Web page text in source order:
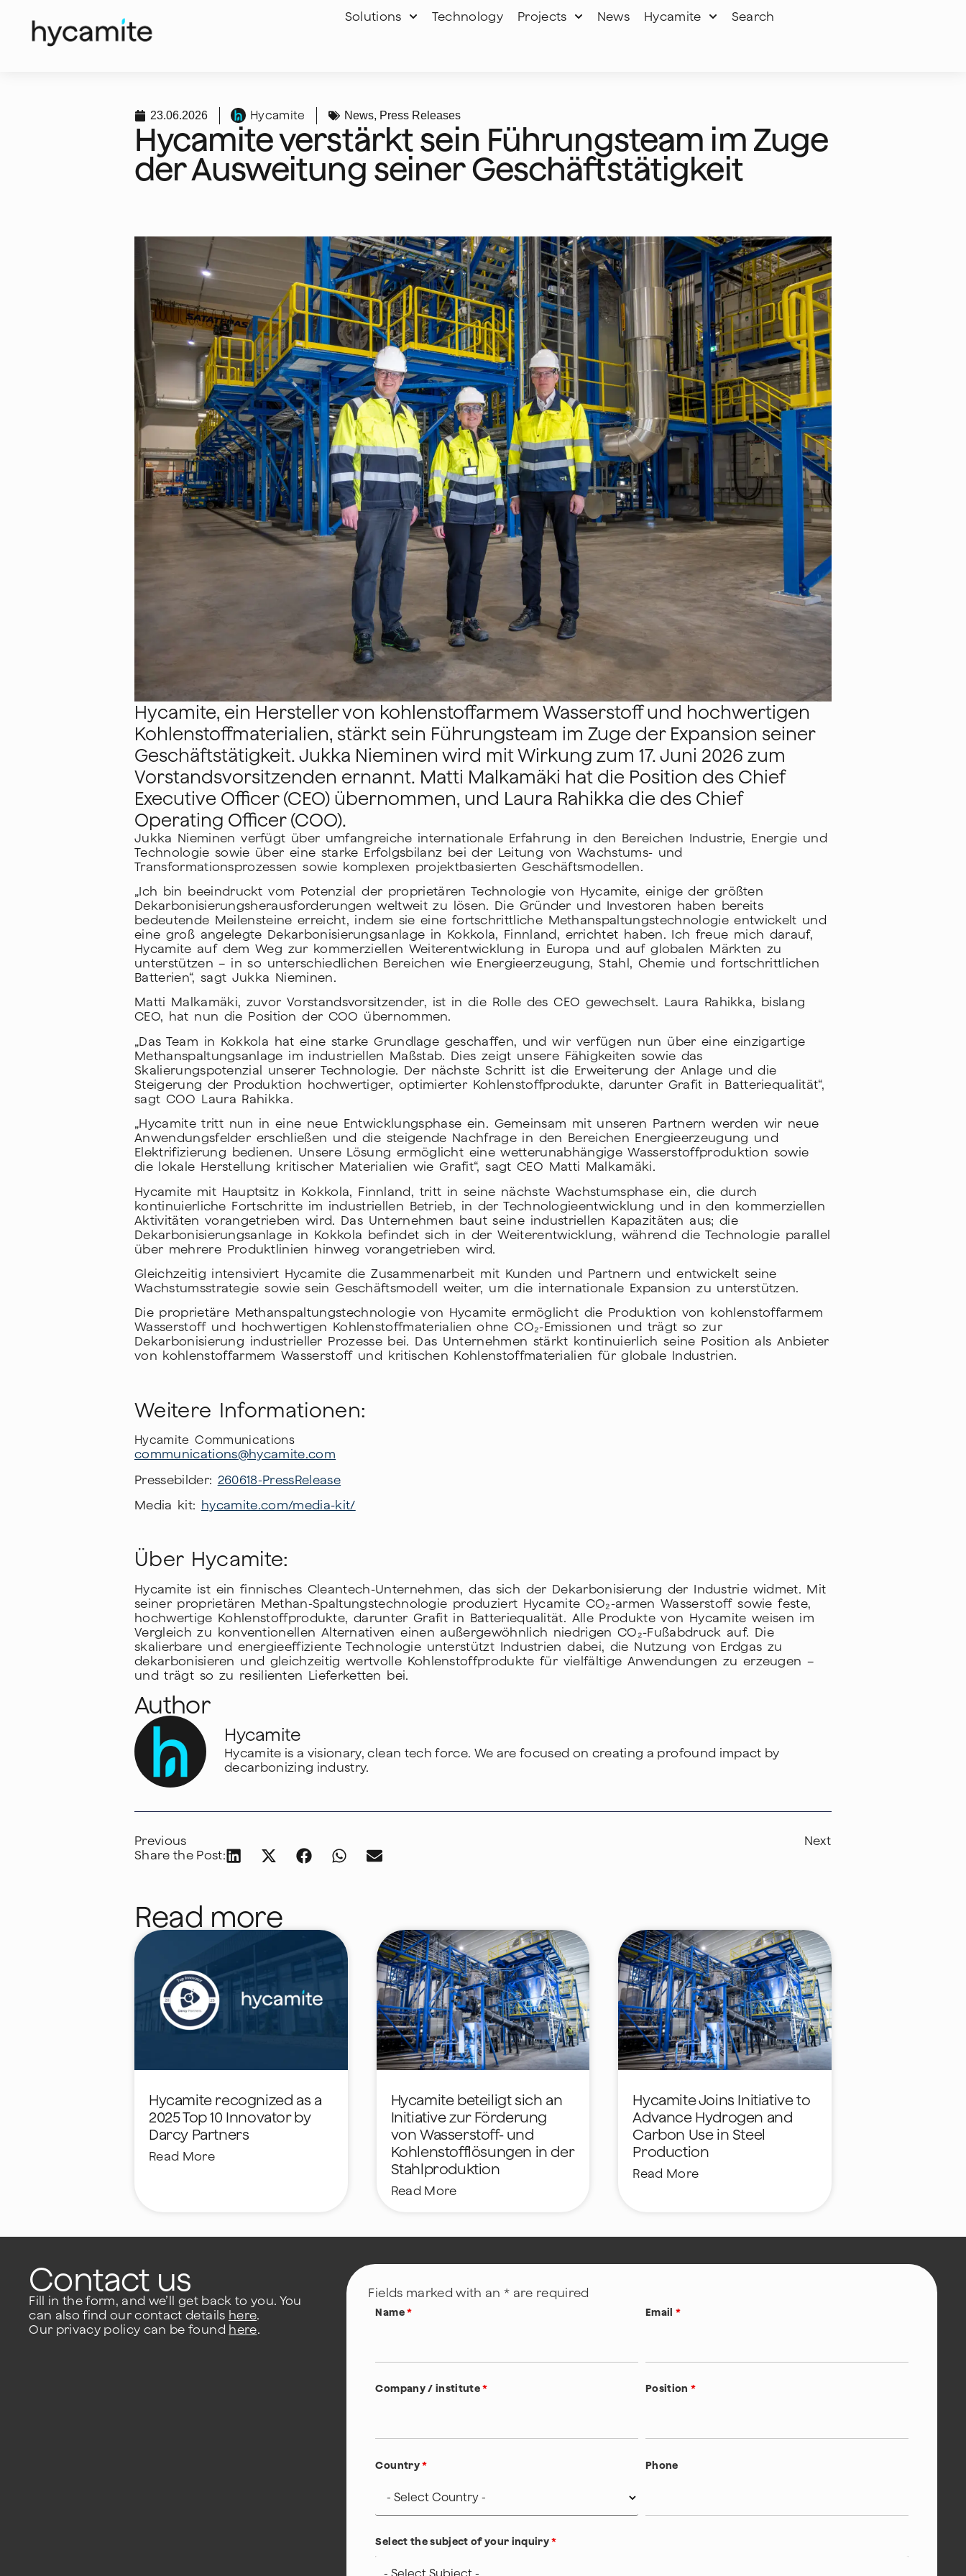
Solutions Technology Projects News Hycamite Search
23.06.2026 Hycamite News, Press Releases
Hycamite verstärkt sein Führungsteam im Zuge
der Ausweitung seiner Geschäftstätigkeit
Hycamite, ein Hersteller von kohlenstoffarmem Wasserstoff und hochwertigen
Kohlenstoffmaterialien, stärkt sein Führungsteam im Zuge der Expansion seiner
Geschäftstätigkeit. Jukka Nieminen wird mit Wirkung zum 17. Juni 2026 zum
Vorstandsvorsitzenden ernannt. Matti Malkamäki hat die Position des Chief
Executive Officer (CEO) übernommen, und Laura Rahikka die des Chief
Operating Officer (COO).
Jukka Nieminen verfügt über umfangreiche internationale Erfahrung in den Bereichen Industrie, Energie und
Technologie sowie über eine starke Erfolgsbilanz bei der Leitung von Wachstums- und
Transformationsprozessen sowie komplexen projektbasierten Geschäftsmodellen.
„Ich bin beeindruckt vom Potenzial der proprietären Technologie von Hycamite, einige der größten
Dekarbonisierungsherausforderungen weltweit zu lösen. Die Gründer und Investoren haben bereits
bedeutende Meilensteine erreicht, indem sie eine fortschrittliche Methanspaltungstechnologie entwickelt und
eine groß angelegte Dekarbonisierungsanlage in Kokkola, Finnland, errichtet haben. Ich freue mich darauf,
Hycamite auf dem Weg zur kommerziellen Weiterentwicklung in Europa und auf globalen Märkten zu
unterstützen – in so unterschiedlichen Bereichen wie Energieerzeugung, Stahl, Chemie und fortschrittlichen
Batterien“, sagt Jukka Nieminen.
Matti Malkamäki, zuvor Vorstandsvorsitzender, ist in die Rolle des CEO gewechselt. Laura Rahikka, bislang
CEO, hat nun die Position der COO übernommen.
„Das Team in Kokkola hat eine starke Grundlage geschaffen, und wir verfügen nun über eine einzigartige
Methanspaltungsanlage im industriellen Maßstab. Dies zeigt unsere Fähigkeiten sowie das
Skalierungspotenzial unserer Technologie. Der nächste Schritt ist die Erweiterung der Anlage und die
Steigerung der Produktion hochwertiger, optimierter Kohlenstoffprodukte, darunter Grafit in Batteriequalität“,
sagt COO Laura Rahikka.
„Hycamite tritt nun in eine neue Entwicklungsphase ein. Gemeinsam mit unseren Partnern werden wir neue
Anwendungsfelder erschließen und die steigende Nachfrage in den Bereichen Energieerzeugung und
Elektrifizierung bedienen. Unsere Lösung ermöglicht eine wetterunabhängige Wasserstoffproduktion sowie
die lokale Herstellung kritischer Materialien wie Grafit“, sagt CEO Matti Malkamäki.
Hycamite mit Hauptsitz in Kokkola, Finnland, tritt in seine nächste Wachstumsphase ein, die durch
kontinuierliche Fortschritte im industriellen Betrieb, in der Technologieentwicklung und in den kommerziellen
Aktivitäten vorangetrieben wird. Das Unternehmen baut seine industriellen Kapazitäten aus; die
Dekarbonisierungsanlage in Kokkola befindet sich in der Weiterentwicklung, während die Technologie parallel
über mehrere Produktlinien hinweg vorangetrieben wird.
Gleichzeitig intensiviert Hycamite die Zusammenarbeit mit Kunden und Partnern und entwickelt seine
Wachstumsstrategie sowie sein Geschäftsmodell weiter, um die internationale Expansion zu unterstützen.
Die proprietäre Methanspaltungstechnologie von Hycamite ermöglicht die Produktion von kohlenstoffarmem
Wasserstoff und hochwertigen Kohlenstoffmaterialien ohne CO₂-Emissionen und trägt so zur
Dekarbonisierung industrieller Prozesse bei. Das Unternehmen stärkt kontinuierlich seine Position als Anbieter
von kohlenstoffarmem Wasserstoff und kritischen Kohlenstoffmaterialien für globale Industrien.
Weitere Informationen:
Hycamite Communications
communications@hycamite.com
Pressebilder: 260618-PressRelease
Media kit: hycamite.com/media-kit/
Über Hycamite:
Hycamite ist ein finnisches Cleantech-Unternehmen, das sich der Dekarbonisierung der Industrie widmet. Mit
seiner proprietären Methan-Spaltungstechnologie produziert Hycamite CO₂-armen Wasserstoff sowie feste,
hochwertige Kohlenstoffprodukte, darunter Grafit in Batteriequalität. Alle Produkte von Hycamite weisen im
Vergleich zu konventionellen Alternativen einen außergewöhnlich niedrigen CO₂-Fußabdruck auf. Die
skalierbare und energieeffiziente Technologie unterstützt Industrien dabei, die Nutzung von Erdgas zu
dekarbonisieren und gleichzeitig wertvolle Kohlenstoffprodukte für vielfältige Anwendungen zu erzeugen –
und trägt so zu resilienten Lieferketten bei.
Author
Hycamite
Hycamite is a visionary, clean tech force. We are focused on creating a profound impact by
decarbonizing industry.
Previous
Next
Share the Post:
Read more
Hycamite recognized as a
2025 Top 10 Innovator by
Darcy Partners
Read More
Hycamite beteiligt sich an
Initiative zur Förderung
von Wasserstoff- und
Kohlenstofflösungen in der
Stahlproduktion
Read More
Hycamite Joins Initiative to
Advance Hydrogen and
Carbon Use in Steel
Production
Read More
Contact us
Fill in the form, and we’ll get back to you. You
can also find our contact details here.
Our privacy policy can be found here.
Fields marked with an * are required
Name* Email*
Company / institute* Position*
Country* Phone
Select the subject of your inquiry*